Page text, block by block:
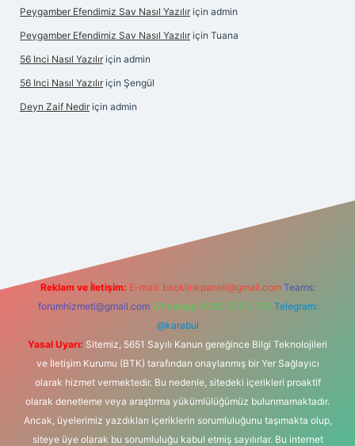
Peygamber Efendimiz Sav Nasıl Yazılır için admin
Peygamber Efendimiz Sav Nasıl Yazılır için Tuana
56 Inci Nasıl Yazılır için admin
56 Inci Nasıl Yazılır için Şengül
Deyn Zaif Nedir için admin
Reklam ve İletişim: E-mail: backlinkpaneli@gmail.com Teams:
forumhizmeti@gmail.com Whatsapp: 0262 606 0 726 Telegram:
@karabul
Yasal Uyarı: Sitemiz, 5651 Sayılı Kanun gereğince Bilgi Teknolojileri
ve İletişim Kurumu (BTK) tarafından onaylanmış bir Yer Sağlayıcı
olarak hizmet vermektedir. Bu nedenle, sitedeki içerikleri proaktif
olarak denetleme veya araştırma yükümlülüğümüz bulunmamaktadır.
Ancak, üyelerimiz yazdıkları içeriklerin sorumluluğunu taşımakta olup,
siteye üye olarak bu sorumluluğu kabul etmiş sayılırlar. Bu internet